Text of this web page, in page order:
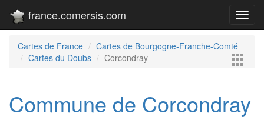
france.comersis.com
Cartes de France
Cartes de Bourgogne-Franche-Comté
Cartes du Doubs
Corcondray
Commune de Corcondray